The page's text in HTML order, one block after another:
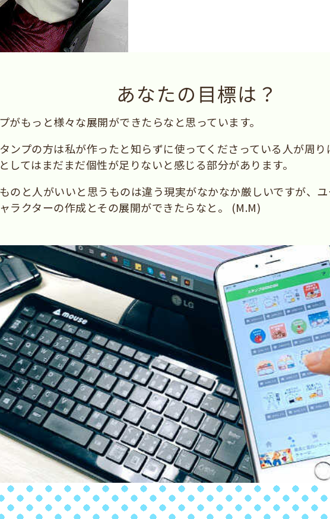
あなたの目標は？
がもっと様々な展開ができたらなと思っています。
ンプの方は私が作ったと知らずに使ってくださっている人が周
してはまだまだ個性が足りないと感じる部分があります。
のと人がいいと思うものは違う現実がなかなか厳しいですが、
ラクターの作成とその展開ができたらなと。 (M.M)